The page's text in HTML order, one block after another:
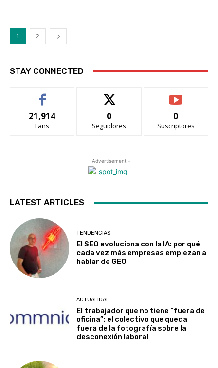
1 2
STAY CONNECTED
21,914
Fans
0
Seguidores
0
Suscriptores
- Advertisement -
LATEST ARTICLES
TENDENCIAS
El SEO evoluciona con la IA: por qué
cada vez más empresas empiezan a
hablar de GEO
ACTUALIDAD
El trabajador que no tiene “fuera de
oficina”: el colectivo que queda
fuera de la fotografía sobre la
desconexión laboral